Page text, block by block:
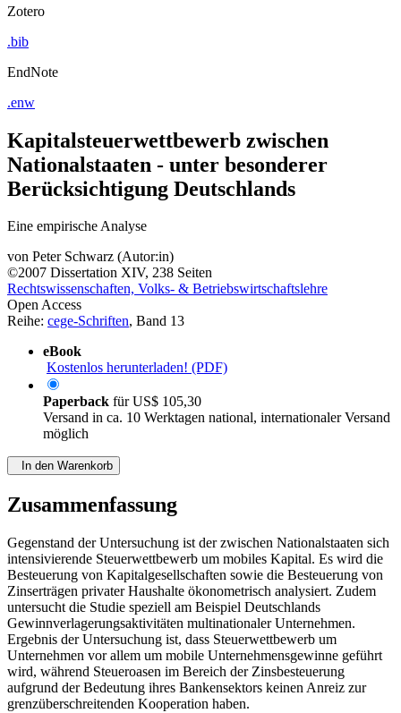
Zotero
.bib
EndNote
.enw
Kapitalsteuerwettbewerb zwischen
Nationalstaaten - unter besonderer
Berücksichtigung Deutschlands
Eine empirische Analyse
von Peter Schwarz (Autor:in)
©2007 Dissertation XIV, 238 Seiten
Rechtswissenschaften, Volks- & Betriebswirtschaftslehre
Open Access
Reihe: cege-Schriften, Band 13
eBook
Kostenlos herunterladen! (PDF)
Paperback fürUS$ 105,30
Versand in ca. 10 Werktagen national, internationaler Versand
möglich
In den Warenkorb
Zusammenfassung
Gegenstand der Untersuchung ist der zwischen Nationalstaaten sich
intensivierende Steuerwettbewerb um mobiles Kapital. Es wird die
Besteuerung von Kapitalgesellschaften sowie die Besteuerung von
Zinserträgen privater Haushalte ökonometrisch analysiert. Zudem
untersucht die Studie speziell am Beispiel Deutschlands
Gewinnverlagerungsaktivitäten multinationaler Unternehmen.
Ergebnis der Untersuchung ist, dass Steuerwettbewerb um
Unternehmen vor allem um mobile Unternehmensgewinne geführt
wird, während Steueroasen im Bereich der Zinsbesteuerung
aufgrund der Bedeutung ihres Bankensektors keinen Anreiz zur
grenzüberschreitenden Kooperation haben.